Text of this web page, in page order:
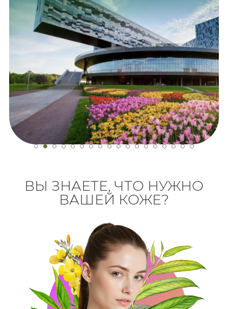
ВЫ ЗНАЕТЕ, ЧТО НУЖНО
ВАШЕЙ КОЖЕ?